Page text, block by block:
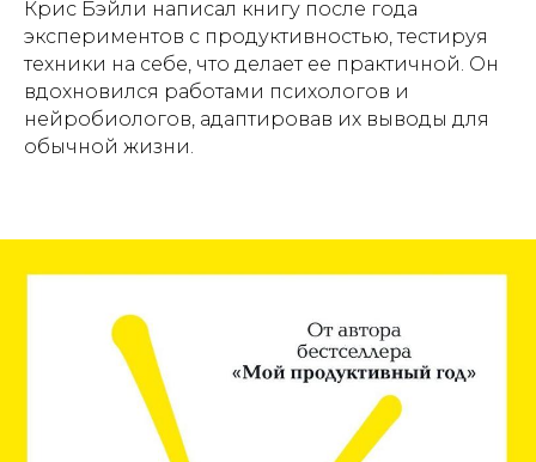
Крис Бэйли написал книгу после года
экспериментов с продуктивностью, тестируя
техники на себе, что делает ее практичной. Он
вдохновился работами психологов и
нейробиологов, адаптировав их выводы для
обычной жизни.